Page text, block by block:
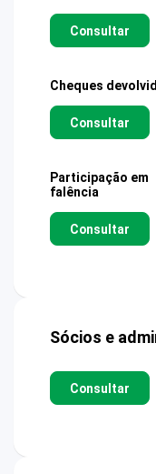
Consultar
Cheques
Consultar
Participação em
falência
Consultar
Sócios e
Consultar